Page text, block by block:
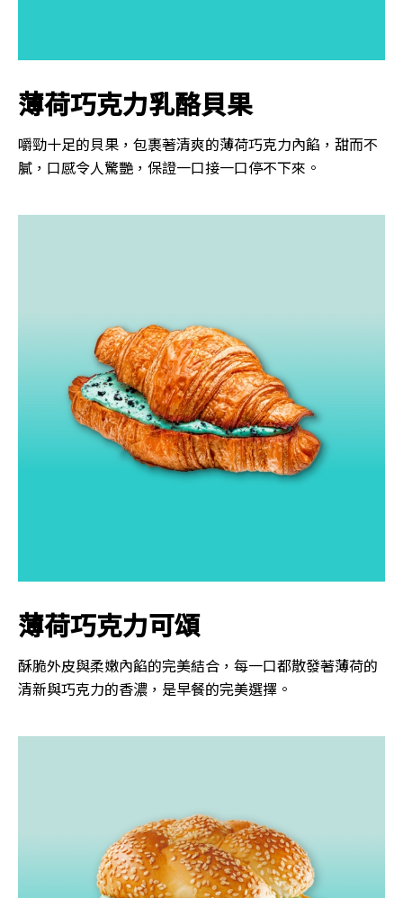
薄荷巧克力乳酪貝果
嚼勁十足的貝果，包裹著清爽的薄荷巧克力內餡，甜而不
膩，口感令人驚艷，保證一口接一口停不下來。
薄荷巧克力可頌
酥脆外皮與柔嫩內餡的完美結合，每一口都散發著薄荷的
清新與巧克力的香濃，是早餐的完美選擇。